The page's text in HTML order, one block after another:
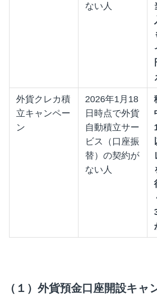
ない人
外貨クレカ積
立キャンペー
ン
2026年1月18
日時点で外貨
自動積立サー
ビス（口座振
替）の契約が
ない人
（１）外貨預金口座開設キャ